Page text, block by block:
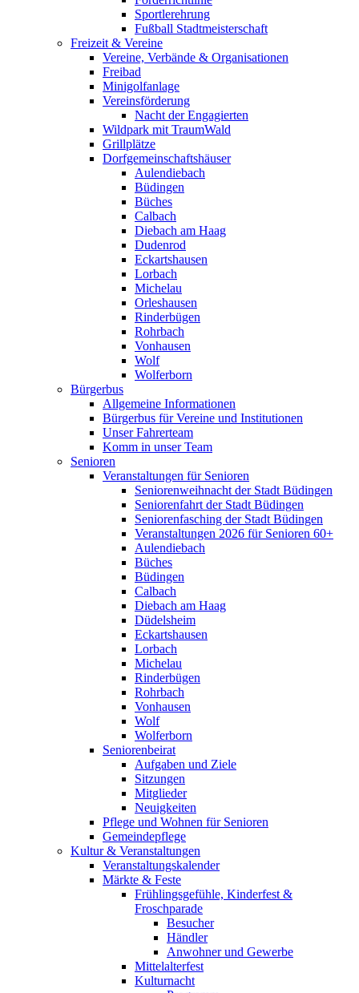
Sportlerehrung
Fußball Stadtmeisterschaft
Freizeit & Vereine
Vereine, Verbände & Organisationen
Freibad
Minigolfanlage
Vereinsförderung
Nacht der Engagierten
Wildpark mit TraumWald
Grillplätze
Dorfgemeinschaftshäuser
Aulendiebach
Büdingen
Büches
Calbach
Diebach am Haag
Dudenrod
Eckartshausen
Lorbach
Michelau
Orleshausen
Rinderbügen
Rohrbach
Vonhausen
Wolf
Wolferborn
Bürgerbus
Allgemeine Informationen
Bürgerbus für Vereine und Institutionen
Unser Fahrerteam
Komm in unser Team
Senioren
Veranstaltungen für Senioren
Seniorenweihnacht der Stadt Büdingen
Seniorenfahrt der Stadt Büdingen
Seniorenfasching der Stadt Büdingen
Veranstaltungen 2026 für Senioren 60+
Aulendiebach
Büches
Büdingen
Calbach
Diebach am Haag
Düdelsheim
Eckartshausen
Lorbach
Michelau
Rinderbügen
Rohrbach
Vonhausen
Wolf
Wolferborn
Seniorenbeirat
Aufgaben und Ziele
Sitzungen
Mitglieder
Neuigkeiten
Pflege und Wohnen für Senioren
Gemeindepflege
Kultur & Veranstaltungen
Veranstaltungskalender
Märkte & Feste
Frühlingsgefühle, Kinderfest &
Froschparade
Besucher
Händler
Anwohner und Gewerbe
Mittelalterfest
Kulturnacht